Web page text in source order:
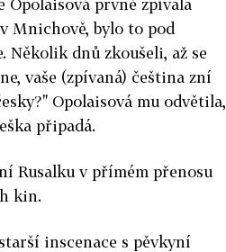
Mnichově, bylo to pod
Několik dnů zkoušeli, až se
vaše (zpívaná) čeština zní
Opolaisová mu odvětila,
připadá.
Rusalku v přímém přenosu
kin.
inscenace s pěvkyní